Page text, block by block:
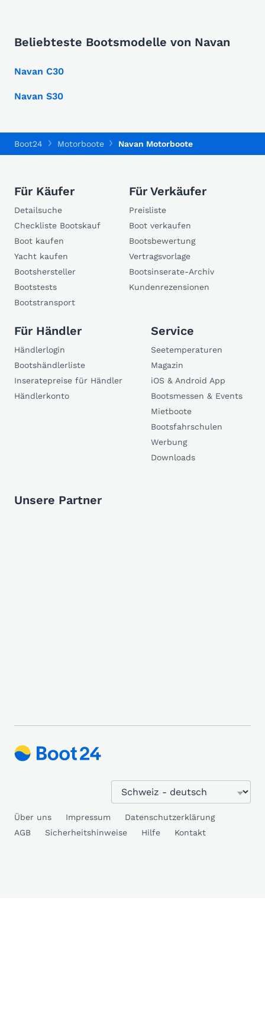
Beliebteste Bootsmodelle von Navan
Navan C30
Navan S30
Boot24 Motorboote Navan Motorboote
Für Käufer
Detailsuche
Checkliste Bootskauf
Boot kaufen
Yacht kaufen
Bootshersteller
Bootstests
Bootstransport
Für Verkäufer
Preisliste
Boot verkaufen
Bootsbewertung
Vertragsvorlage
Bootsinserate-Archiv
Kundenrezensionen
Für Händler
Händlerlogin
Bootshändlerliste
Inseratepreise für Händler
Händlerkonto
Service
Seetemperaturen
Magazin
iOS & Android App
Bootsmessen & Events
Mietboote
Bootsfahrschulen
Werbung
Downloads
Unsere Partner
Über uns Impressum
Datenschutzerklärung
AGB
Sicherheitshinweise Hilfe Kontakt